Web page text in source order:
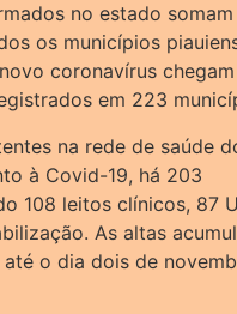
no estado somam
os municípios
coronavírus chegam
em 223
na rede de saúde
à Covid-19, há 203
108 leitos clínicos, 87
As altas
o dia dois de